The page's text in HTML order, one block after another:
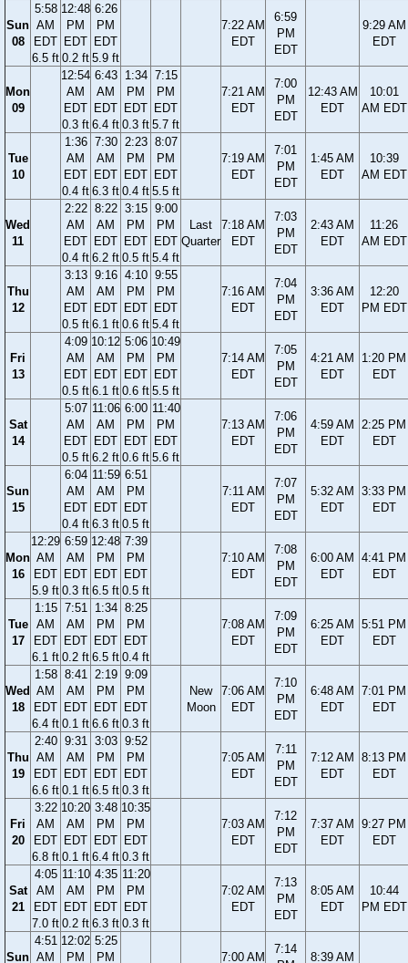
Sun
08
5:58
AM
EDT
6.5 ft
12:48
PM
EDT
0.2 ft
6:26
PM
EDT
5.9 ft
7:22 AM
EDT
6:59
PM
EDT
9:29 AM
EDT
Mon
09
12:54
AM
EDT
0.3 ft
6:43
AM
EDT
6.4 ft
1:34
PM
EDT
0.3 ft
7:15
PM
EDT
5.7 ft
7:21 AM
EDT
7:00
PM
EDT
12:43 AM
EDT
10:01
AM EDT
Tue
10
1:36
AM
EDT
0.4 ft
7:30
AM
EDT
6.3 ft
2:23
PM
EDT
0.4 ft
8:07
PM
EDT
5.5 ft
7:19 AM
EDT
7:01
PM
EDT
1:45 AM
EDT
10:39
AM EDT
Wed
11
2:22
AM
EDT
0.4 ft
8:22
AM
EDT
6.2 ft
3:15
PM
EDT
0.5 ft
9:00
PM
EDT
5.4 ft
Last
Quarter
7:18 AM
EDT
7:03
PM
EDT
2:43 AM
EDT
11:26
AM EDT
Thu
12
3:13
AM
EDT
0.5 ft
9:16
AM
EDT
6.1 ft
4:10
PM
EDT
0.6 ft
9:55
PM
EDT
5.4 ft
7:16 AM
EDT
7:04
PM
EDT
3:36 AM
EDT
12:20
PM EDT
Fri
13
4:09
AM
EDT
0.5 ft
10:12
AM
EDT
6.1 ft
5:06
PM
EDT
0.6 ft
10:49
PM
EDT
5.5 ft
7:14 AM
EDT
7:05
PM
EDT
4:21 AM
EDT
1:20 PM
EDT
Sat
14
5:07
AM
EDT
0.5 ft
11:06
AM
EDT
6.2 ft
6:00
PM
EDT
0.6 ft
11:40
PM
EDT
5.6 ft
7:13 AM
EDT
7:06
PM
EDT
4:59 AM
EDT
2:25 PM
EDT
Sun
15
6:04
AM
EDT
0.4 ft
11:59
AM
EDT
6.3 ft
6:51
PM
EDT
0.5 ft
7:11 AM
EDT
7:07
PM
EDT
5:32 AM
EDT
3:33 PM
EDT
Mon
16
12:29
AM
EDT
5.9 ft
6:59
AM
EDT
0.3 ft
12:48
PM
EDT
6.5 ft
7:39
PM
EDT
0.5 ft
7:10 AM
EDT
7:08
PM
EDT
6:00 AM
EDT
4:41 PM
EDT
Tue
17
1:15
AM
EDT
6.1 ft
7:51
AM
EDT
0.2 ft
1:34
PM
EDT
6.5 ft
8:25
PM
EDT
0.4 ft
7:08 AM
EDT
7:09
PM
EDT
6:25 AM
EDT
5:51 PM
EDT
Wed
18
1:58
AM
EDT
6.4 ft
8:41
AM
EDT
0.1 ft
2:19
PM
EDT
6.6 ft
9:09
PM
EDT
0.3 ft
New
Moon
7:06 AM
EDT
7:10
PM
EDT
6:48 AM
EDT
7:01 PM
EDT
Thu
19
2:40
AM
EDT
6.6 ft
9:31
AM
EDT
0.1 ft
3:03
PM
EDT
6.5 ft
9:52
PM
EDT
0.3 ft
7:05 AM
EDT
7:11
PM
EDT
7:12 AM
EDT
8:13 PM
EDT
Fri
20
3:22
AM
EDT
6.8 ft
10:20
AM
EDT
0.1 ft
3:48
PM
EDT
6.4 ft
10:35
PM
EDT
0.3 ft
7:03 AM
EDT
7:12
PM
EDT
7:37 AM
EDT
9:27 PM
EDT
Sat
21
4:05
AM
EDT
7.0 ft
11:10
AM
EDT
0.2 ft
4:35
PM
EDT
6.3 ft
11:20
PM
EDT
0.3 ft
7:02 AM
EDT
7:13
PM
EDT
8:05 AM
EDT
10:44
PM EDT
Sun
4:51
AM
12:02
PM
5:25
PM
7:00 AM
7:14
8:39 AM